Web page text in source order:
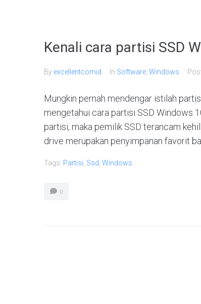
Kenali cara partisi SSD
By excellentcomid In Software Windows
Mungkin pernah mendengar istilah
mengetahui cara partisi SSD Windows
partisi, maka pemilik SSD terancam
drive merupakan penyimpanan favorit
Tags: Partisi Ssd Windows
0